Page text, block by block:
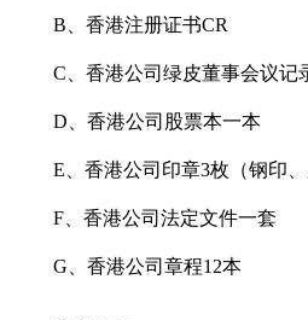
B、香港注册证书CR
C、香港公司绿皮董事会议记
D、香港公司股票本一本
E、香港公司印章3枚（钢印
F、香港公司法定文件一套
G、香港公司章程12本